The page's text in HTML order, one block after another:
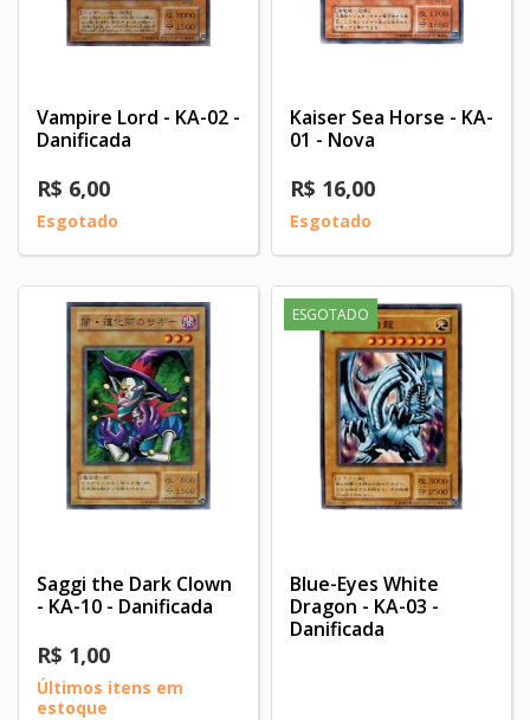
Vampire Lord - KA-02 -
Danificada
R$ 6,00
Esgotado
Kaiser Sea Horse - KA-
01 - Nova
R$ 16,00
Esgotado
Saggi the Dark Clown
- KA-10 - Danificada
R$ 1,00
Últimos itens em
estoque
ESGOTADO
Blue-Eyes White
Dragon - KA-03 -
Danificada